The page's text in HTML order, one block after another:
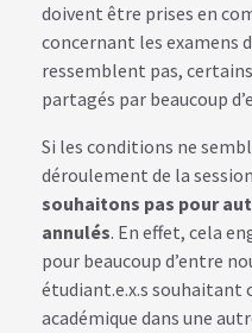
doivent être prises en
concernant les examens
ressemblent pas,
partagés par beaucoup
Si les conditions ne
déroulement de la
souhaitons pas pour
annulés. En effet, cela
pour beaucoup d’entre
étudiant.e.x.s souhaitant
académique dans une